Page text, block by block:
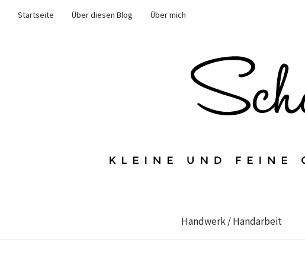
Startseite Über diesen Blog
Über mich
Handwerk / Handarbeit